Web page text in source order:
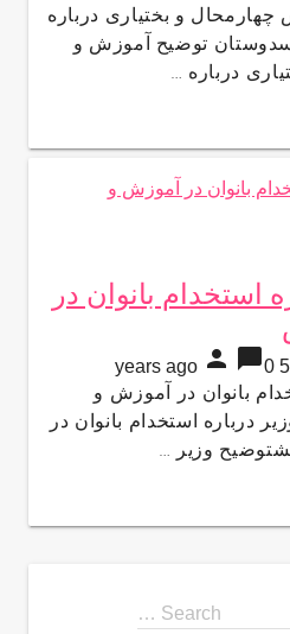
و بختیاری درباره
توضیح آموزش و
درباره …
استخدام بانوان در
56
person chat_bubble0
بانوان در آموزش و
درباره استخدام بانوان در
وزیر …
Search …